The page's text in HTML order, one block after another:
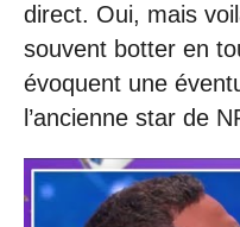
direct. Oui, mais
souvent botter en
évoquent une
l’ancienne star de